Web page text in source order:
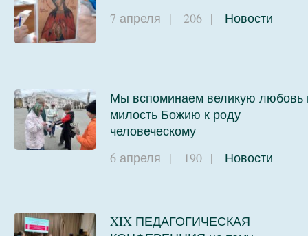
7 апреля | 206 | Новости
Мы вспоминаем великую любовь
милость Божию к роду
человеческому
6 апреля | 190 | Новости
XIX ПЕДАГОГИЧЕСКАЯ